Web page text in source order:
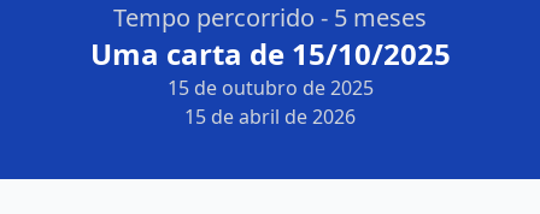
Tempo percorrido - 5 meses
Uma carta de 15/10/2025
15 de outubro de 2025
15 de abril de 2026